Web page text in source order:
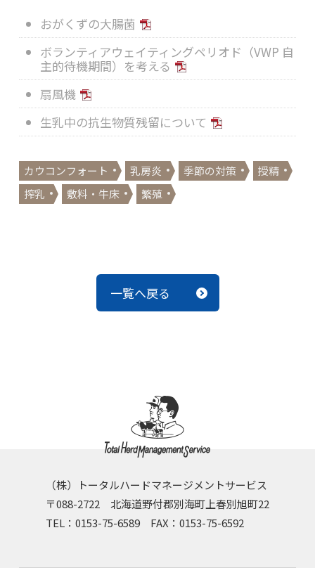
おがくずの大腸菌
ボランティアウェイティングペリオド（VWP 自
主的待機期間）を考える
扇風機
生乳中の抗生物質残留について
カウコンフォート 乳房炎 季節の対策
授精
搾乳
敷料・牛床 繁殖
一覧へ戻る
（株）トータルハードマネージメントサービス
〒088-2722 北海道野付郡別海町上春別旭町22
TEL：0153-75-6589 FAX：0153-75-6592